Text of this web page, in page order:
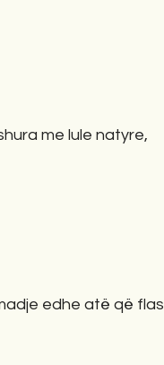
me lule natyre,
edhe atë që flas